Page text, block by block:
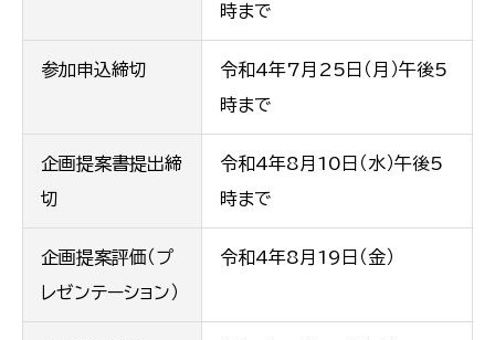
時まで
参加申込締切
令和4年7月25日（月）午後5
時まで
企画提案書提出締
切
令和4年8月10日（水）午後5
時まで
企画提案評価（プ
レゼンテーション）
令和4年8月19日（金）